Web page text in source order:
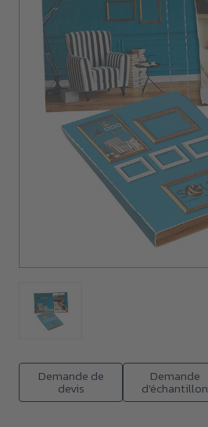
Demande de
devis
Demande
d'échantillon
Quantité
minimale
d'achat :
1080
unités